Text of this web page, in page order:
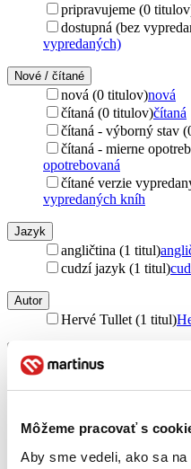
Môžeme pracovať s
Aby sme vedeli, ako sa
pripravujeme (0
dostupná (bez
vypredaných)
Nové / čítané
nová (0 titulov)nová
čítaná (0 titulov)čítaná
čítaná - výborný stav
čítaná - mierne
opotrebovaná
čítané verzie
vypredaných kníh
Jazyk
angličtina (1 titul)
cudzí jazyk (1 titul)
Autor
Hervé Tullet (1 titul)
Phaidon (1 titul)
pevná so špirálou (1
Zúžiť výber